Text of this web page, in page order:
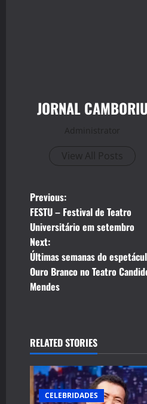
JORNAL CAMBORIU
Administrator
View All Posts
P
o
s
t
v
i
Previous:
FESTU – Festival de Teatro
Universitário em setembro
Next:
Últimas semanas do
Ouro Branco no Teatro
Mendes
RELATED STORIES
CELEBRIDADES